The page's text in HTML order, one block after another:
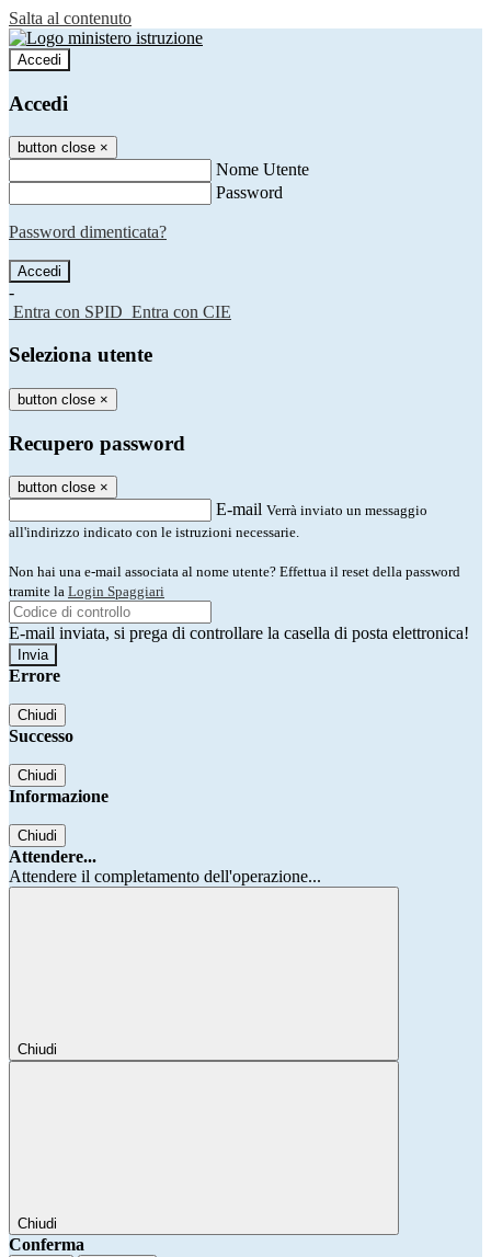
Salta al contenuto
Accedi
Accedi
button close ×
Nome Utente
Password
Password dimenticata?
-
Entra con SPID Entra con CIE
Seleziona utente
button close ×
Recupero password
button close ×
E-mail Verrà inviato un messaggio
all'indirizzo indicato con le istruzioni necessarie.
Non hai una e-mail associata al nome utente? Effettua il reset della password
tramite la Login Spaggiari
E-mail inviata, si prega di controllare la casella di posta elettronica!
Errore
Chiudi
Successo
Chiudi
Informazione
Chiudi
Attendere...
Attendere il completamento dell'operazione...
Chiudi
Chiudi
Conferma